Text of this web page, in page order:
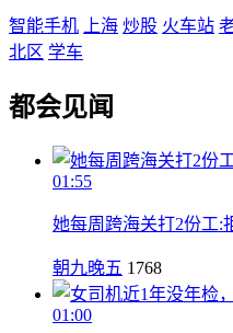
智能手机 上海 炒股 火车站
北区 学车
都会见闻
01:55
她每周跨海关打2份工:
朝九晚五 1768
01:00